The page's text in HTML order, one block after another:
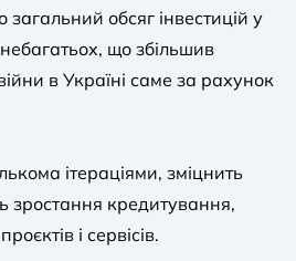
загальний обсяг інвестицій у
що збільшив
в Україні саме за рахунок
ітераціями, зміцнить
зростання кредитування,
і сервісів.